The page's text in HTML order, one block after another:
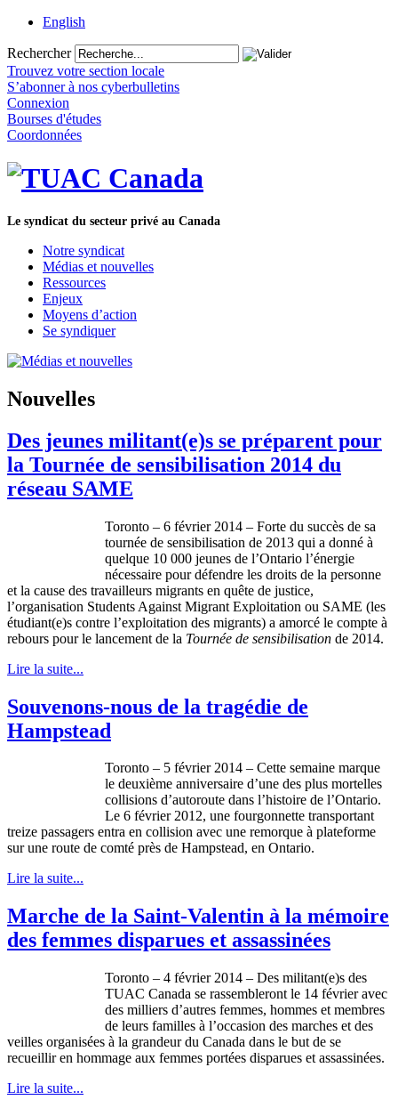
English
Rechercher
Trouvez votre section locale
S’abonner à nos cyberbulletins
Connexion
Bourses d'études
Coordonnées
Le syndicat du secteur privé au Canada
Notre syndicat
Médias et nouvelles
Ressources
Enjeux
Moyens d’action
Se syndiquer
Nouvelles
Des jeunes militant(e)s se préparent pour
la Tournée de sensibilisation 2014 du
réseau SAME
Toronto – 6 février2014 – Forte du succès de sa
tournée de sensibilisation de 2013 qui a donné à
quelque 10 000 jeunes de l’Ontario l’énergie
nécessaire pourdéfendre les droits de la personne
et la cause des travailleurs migrants en quête de justice,
l’organisation Students Against Migrant Exploitation ou SAME (les
étudiant(e)s contre l’exploitation des migrants) a amorcé le compte à
rebours pour le lancement de la Tournée de sensibilisation de 2014.
Lire la suite...
Souvenons-nous de la tragédie de
Hampstead
Toronto – 5 février2014 – Cette semaine marque
le deuxième anniversaire d’une des plus mortelles
collisions d’autoroute dans l’histoire de l’Ontario.
Le 6 février2012, une fourgonnette transportant
treize passagers entra en collision avec une remorque à plateforme
sur une route de comté près de Hampstead, en Ontario.
Lire la suite...
Marche de la Saint-Valentin à la mémoire
des femmes disparues et assassinées
Toronto – 4 février2014 – Des militant(e)s des
TUAC Canada se rassembleront le 14 février avec
des milliers d’autres femmes, hommes et membres
de leurs familles à l’occasion des marches et des
veilles organisées à la grandeur du Canada dans le but de se
recueilliren hommage aux femmes portées disparues et assassinées.
Lire la suite...